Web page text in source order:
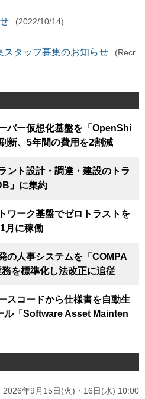
(2022/10/14)
スタッフ募集のお知らせ
(Recr
バー仮想化基盤を「OpenShi
新、5年間の費用を2割減
ント設計・調達・建設のトラ
」に集約
ワーク基盤でゼロトラストを
月に稼働
の人事システムを「COMPA
を標準化し法改正に追従
スコードから仕様書を自動生
ル「Software Asset Mainten
2026年9月15日(火)・16日(水) 10:00